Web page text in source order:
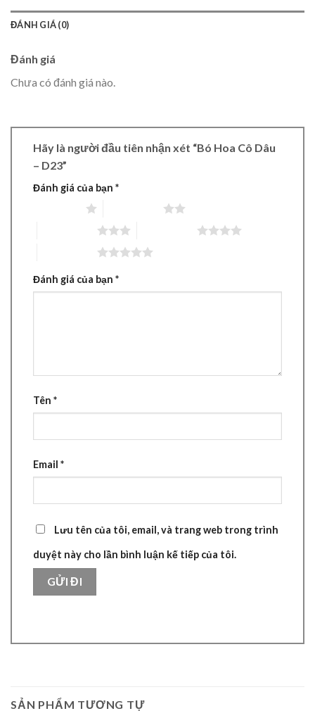
ĐÁNH GIÁ (0)
Đánh giá
Chưa có đánh giá nào.
Hãy là người đầu tiên nhận xét “Bó Hoa Cô Dâu
– D23”
Đánh giá của bạn *
Đánh giá của bạn *
Tên *
Email *
Lưu tên của tôi, email, và trang web trong trình
duyệt này cho lần bình luận kế tiếp của tôi.
SẢN PHẨM TƯƠNG TỰ